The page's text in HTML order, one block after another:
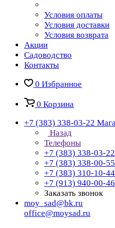
Условия оплаты
Условия доставки
Условия возврата
Акции
Садоводство
Контакты
0 Избранное
0 Корзина
+7 (383) 338-03-22
Назад
Телефоны
+7 (383) 338-03-22
+7 (383) 338-00-55
+7 (383) 310-10-44
+7 (913) 940-00-46
Заказать звонок
moy_sad@bk.ru
office@moysad.ru